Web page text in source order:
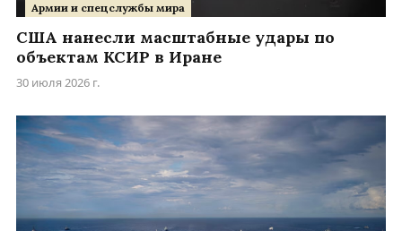
Армии и спецслужбы мира
США нанесли масштабные удары по
объектам КСИР в Иране
30 июля 2026 г.